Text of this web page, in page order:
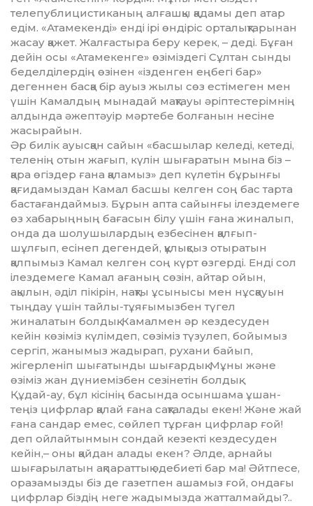
телепублицисти­каның алғашқы қадамы деп атар
едім. «Атамекенді» енді ірі өндіріс ор­талықтарынан
жасау қажет. Жал­ғас­тыра беру керек, – деді. Бұған
дейін осы «Атамекенге» өзіміздегі Сұлтан сынды
беделділердің өзі­нен «ізденген еңбегі бар»
дегеннен басқа бір ауыз жылы сөз есті­меген мен
үшін Камалдың мынадай мақтауы әріптестерімнің
алдында әжептәуір мәртебе болғанын несіне
жасырайын.
Әр билік ауысқан сайын «басшылар келеді, кетеді,
теленің от­ын жағып, күлін шығаратын мына біз –
қара өгіздер ғана қаламыз» деп күлетін бұрынғы
қағидамыздан Камал басшы келген соң бас тарта
бас­тағандаймыз. Бұрын апта са­йын­­ғы ілездемеге
өз хабарыңның бағасын білу үшін ғана жиналып,
онда да шолушылардың езбесінен қалғып-
шұлғып, есінеп дегендей, құлықсыз отыратын
қалпымыз Камал келген соң күрт өзгерді. Енді сол
ілездемеге Камал ағаның сөзін, айтар ойын,
ақылын, әділ пікірін, нақты ұсынысы мен нұс­қа­уын
тыңдау үшін тайлы-тұя­ғы­мызбен түгел
жиналатын болдық. Ка­малмен әр кездесуден
кейін көзіміз күлімдеп, сөзіміз түзулеп, бойымыз
сергіп, жанымыз жадырап, рухани байып,
жігерленіп шығатынды шығардық. Мұны жә­не
өзіміз жан дүниемізбен сезі­нетін болдық.
Құдай-ау, бұл кісінің басында осыншама ұшан-
теңіз цифрлар қалай ғана сақталады екен! Және жай
ғана сандар емес, сөйлеп тұрған цифрлар ғой!
деп ойлайтынмын сондай кезекті кездесуден
кейін,– оны қайдан алады екен? Әлде, арнайы
шығарылатын ақпараттық әдебиеті бар ма! Әйт­песе,
оразамызды біз де газетпен ашамыз ғой, ондағы
цифрлар біз­дің неге жадымызда жатталмайды?..